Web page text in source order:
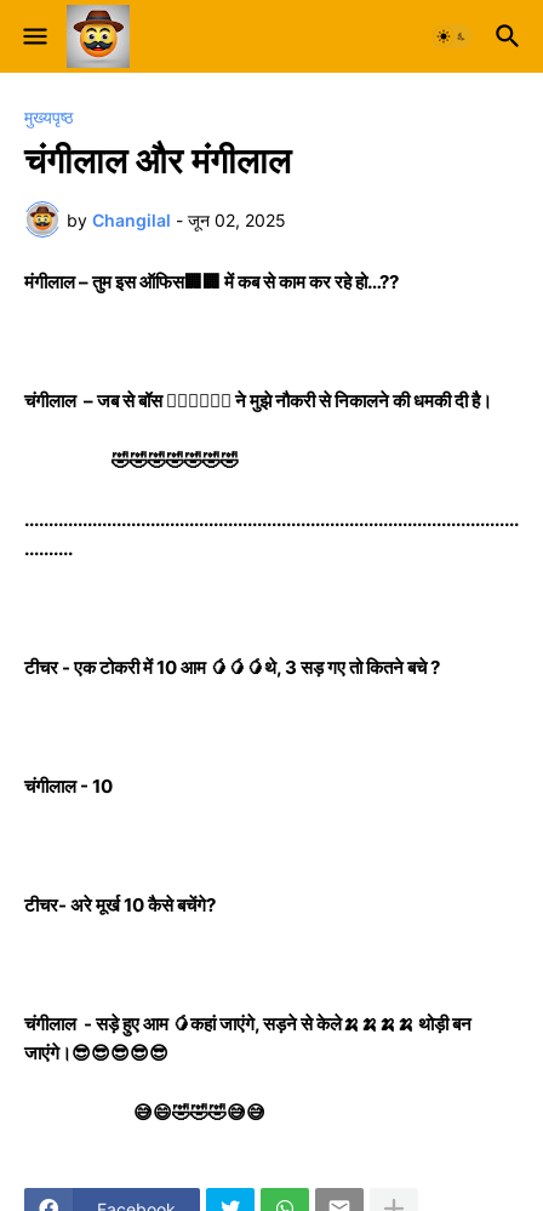
मुख्यपृष्ठ
चंगीलाल और मंगीलाल
by Changilal - जून 02, 2025
मंगीलाल – तुम इस ऑफिस🏢🏢 में कब से काम कर रहे हो…??
चंगीलाल – जब से बॉस 👨‍✈️👨‍✈️👨‍✈️ ने मुझे नौकरी से निकालने की धमकी दी है।
🤣🤣🤣🤣🤣🤣🤣
......................................................................................................
..........
टीचर - एक टोकरी में 10 आम 🥭🥭🥭थे, 3 सड़ गए तो कितने बचे ?
चंगीलाल - 10
टीचर- अरे मूर्ख 10 कैसे बचेंगे?
चंगीलाल - सड़े हुए आम 🥭कहां जाएंगे, सड़ने से केले🍌🍌🍌🍌 थोड़ी बन
जाएंगे।😎😎😎😎😎
😅😄🤣🤣🤣😅😅